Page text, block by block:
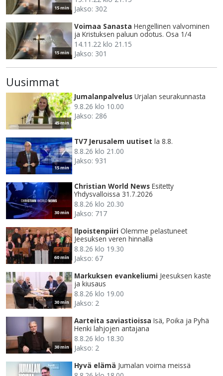
15 min
Jakso: 302
15 min
Voimaa Sanasta Hengellinen valvominen
ja Kristuksen paluun odotus. Osa 1/4
14.11.22 klo 21.15
Jakso: 301
Uusimmat
45 min
Jumalanpalvelus Urjalan seurakunnasta
9.8.26 klo 10.00
Jakso: 286
15 min
TV7 Jerusalem uutiset la 8.8.
8.8.26 klo 21.00
Jakso: 931
30 min
Christian World News Esitetty
Yhdysvalloissa 31.7.2026
8.8.26 klo 20.30
Jakso: 717
60 min
Ilpoistenpiiri Olemme pelastuneet
Jeesuksen veren hinnalla
8.8.26 klo 19.30
Jakso: 67
30 min
Markuksen evankeliumi Jeesuksen kaste
ja kiusaus
8.8.26 klo 19.00
Jakso: 2
30 min
Aarteita saviastioissa Isä, Poika ja Pyhä
Henki lahjojen antajana
8.8.26 klo 18.30
Jakso: 2
Hyvä elämä Jumalan voima meissä